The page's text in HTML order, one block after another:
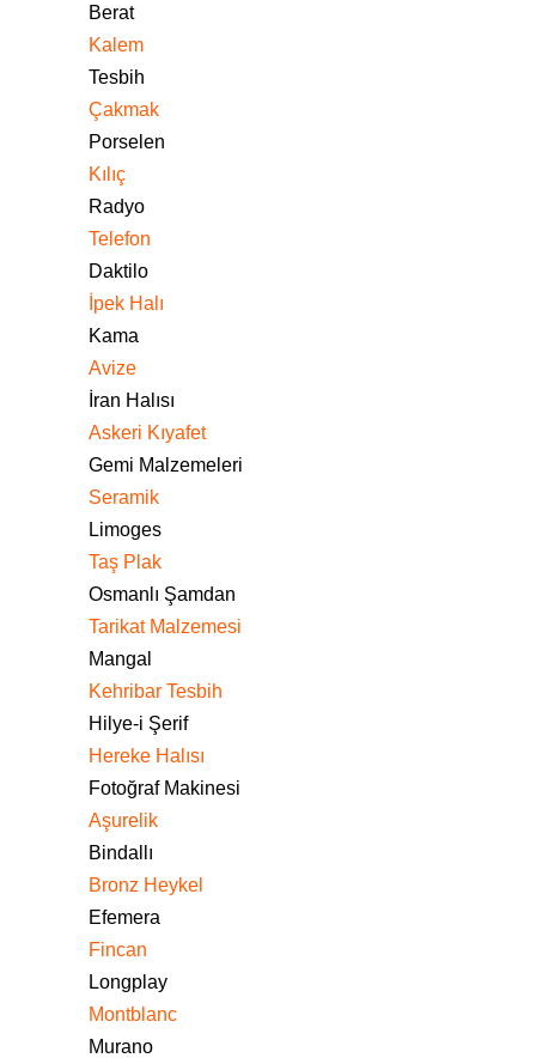
Berat
Kalem
Tesbih
Çakmak
Porselen
Kılıç
Radyo
Telefon
Daktilo
İpek Halı
Kama
Avize
İran Halısı
Askeri Kıyafet
Gemi Malzemeleri
Seramik
Limoges
Taş Plak
Osmanlı Şamdan
Tarikat Malzemesi
Mangal
Kehribar Tesbih
Hilye-i Şerif
Hereke Halısı
Fotoğraf Makinesi
Aşurelik
Bindallı
Bronz Heykel
Efemera
Fincan
Longplay
Montblanc
Murano